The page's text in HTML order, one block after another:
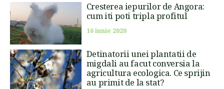
Cresterea iepurilor de Angora:
cum iti poti tripla profitul
16 iunie 2020
Detinatorii unei plantatii de
migdali au facut conversia la
agricultura ecologica. Ce sprijin
au primit de la stat?